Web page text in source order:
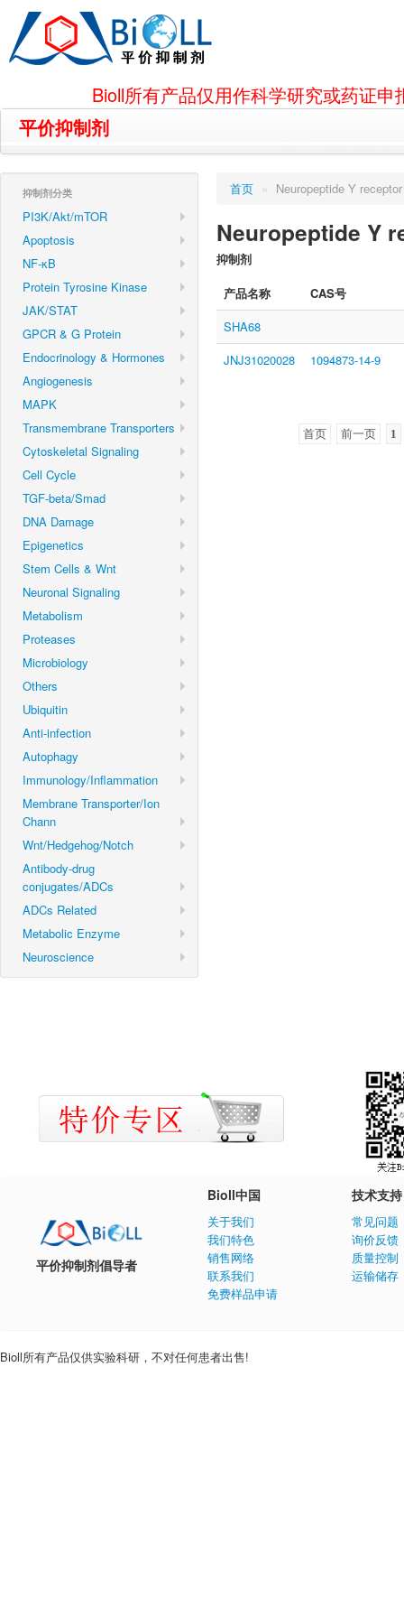
Bioll所有产品仅用作科学研究或药证
平价抑制剂
抑制剂分类
PI3K/Akt/mTOR
Apoptosis
NF-κB
Protein Tyrosine Kinase
JAK/STAT
GPCR & G Protein
Endocrinology & Hormones
Angiogenesis
MAPK
Transmembrane Transporters
Cytoskeletal Signaling
Cell Cycle
TGF-beta/Smad
DNA Damage
Epigenetics
Stem Cells & Wnt
Neuronal Signaling
Metabolism
Proteases
Microbiology
Others
Ubiquitin
Anti-infection
Autophagy
Immunology/Inflammation
Membrane Transporter/Ion
Chann
Wnt/Hedgehog/Notch
Antibody-drug
conjugates/ADCs
ADCs Related
Metabolic Enzyme
Neuroscience
首页 » Neuropeptide Y receptor
Neuropeptide Y
抑制剂
产品名称
CAS号
SHA68
JNJ31020028
1094873-14-9
首页 前一页 1
平价抑制剂倡导者
Bioll中国
关于我们
我们特色
销售网络
联系我们
免费样品申请
技术支持
常见问题
询价反馈
质量控制
运输储存
Bioll所有产品仅供实验科研，不对任何患者出售!